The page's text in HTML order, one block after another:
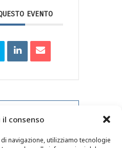
il consenso
navigazione, utilizziamo tecnologie
EVENTO
NXT